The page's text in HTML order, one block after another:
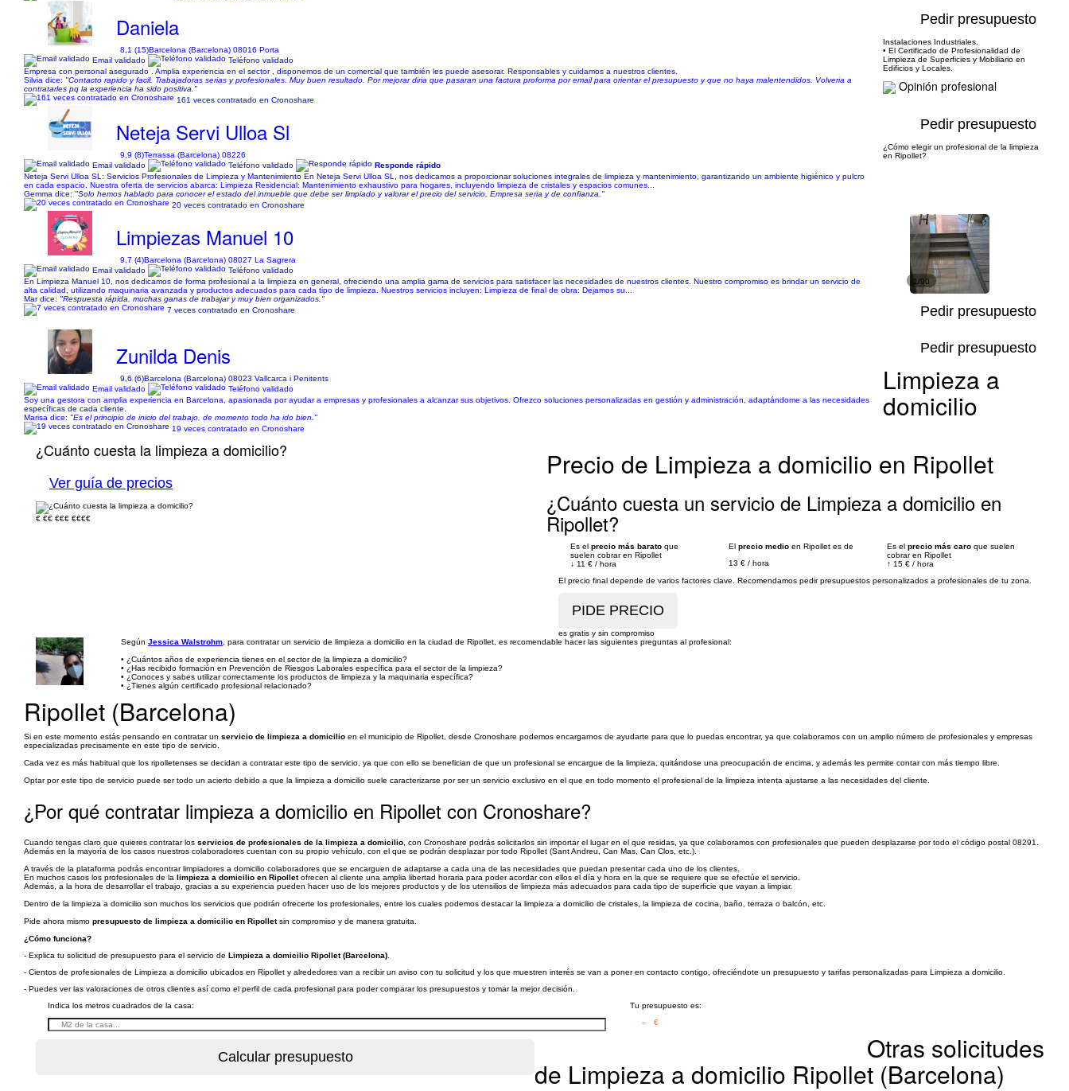
Daniela
8,1 (15)Barcelona (Barcelona) 08016 Porta
Email validado
Teléfono validado
Empresa con personal asegurado . Amplia experiencia en el sector , disponemos de un comercial que también les puede asesorar. Responsables y cuidamos a nuestros clientes.
Silvia dice: "Contacto rapido y facil. Trabajadoras serias y profesionales. Muy buen resultado. Por mejorar diria que pasaran una factura proforma por email para orientar el presupuesto y que no haya malentendidos. Volveria a
contratarles pq la experiencia ha sido positiva."
161 veces contratado en Cronoshare
Pedir presupuesto
Neteja Servi Ulloa Sl
9,9 (8)Terrassa (Barcelona) 08226
Email validado
Teléfono validado
Responde rápido
Neteja Servi Ulloa SL: Servicios Profesionales de Limpieza y Mantenimiento En Neteja Servi Ulloa SL, nos dedicamos a proporcionar soluciones integrales de limpieza y mantenimiento, garantizando un ambiente higiénico y pulcro
en cada espacio. Nuestra oferta de servicios abarca: Limpieza Residencial: Mantenimiento exhaustivo para hogares, incluyendo limpieza de cristales y espacios comunes...
Gemma dice: "Solo hemos hablado para conocer el estado del inmueble que debe ser limpiado y valorar el precio del servicio. Empresa seria y de confianza."
20 veces contratado en Cronoshare
Pedir presupuesto
Limpiezas Manuel 10
9,7 (4)Barcelona (Barcelona) 08027 La Sagrera
Email validado
Teléfono validado
En Limpieza Manuel 10, nos dedicamos de forma profesional a la limpieza en general, ofreciendo una amplia gama de servicios para satisfacer las necesidades de nuestros clientes. Nuestro compromiso es brindar un servicio de
alta calidad, utilizando maquinaria avanzada y productos adecuados para cada tipo de limpieza. Nuestros servicios incluyen: Limpieza de final de obra: Dejamos su...
Mar dice: "Respuesta rápida, muchas ganas de trabajar y muy bien organizados."
7 veces contratado en Cronoshare
1/90
Pedir presupuesto
Zunilda Denis
9,6 (6)Barcelona (Barcelona) 08023 Vallcarca i Penitents
Email validado
Teléfono validado
Soy una gestora con amplia experiencia en Barcelona, apasionada por ayudar a empresas y profesionales a alcanzar sus objetivos. Ofrezco soluciones personalizadas en gestión y administración, adaptándome a las necesidades
específicas de cada cliente.
Marisa dice: "Es el principio de inicio del trabajo, de momento todo ha ido bien."
19 veces contratado en Cronoshare
Pedir presupuesto
¿Cuánto cuesta la limpieza a domicilio?
Ver guía de precios
€ €€ €€€ €€€€
Precio de Limpieza a domicilio en Ripollet
¿Cuánto cuesta un servicio de Limpieza a domicilio en
Ripollet?
Es el precio más barato que
suelen cobrar en Ripollet
↓ 11 € / hora
El precio medio en Ripollet es de
13 € / hora
Es el precio más caro que suelen
cobrar en Ripollet
↑ 15 € / hora
El precio final depende de varios factores clave. Recomendamos pedir presupuestos personalizados a profesionales de tu zona.
es gratis y sin compromiso
Instalaciones Industriales.
• El Certificado de Profesionalidad de
Limpieza de Superficies y Mobiliario en
Edificios y Locales.
Opinión profesional
¿Cómo elegir un profesional de la limpieza
en Ripollet?
Según Jessica Walstrohm , para contratar un servicio de limpieza a domicilio en la ciudad de Ripollet, es recomendable hacer las siguientes preguntas al profesional:
• ¿Cuántos años de experiencia tienes en el sector de la limpieza a domicilio?
• ¿Has recibido formación en Prevención de Riesgos Laborales específica para el sector de la limpieza?
• ¿Conoces y sabes utilizar correctamente los productos de limpieza y la maquinaria específica?
• ¿Tienes algún certificado profesional relacionado?
Limpieza a
domicilio
Ripollet (Barcelona)
Si en este momento estás pensando en contratar un servicio de limpieza a domicilio en el municipio de Ripollet, desde Cronoshare podemos encargarnos de ayudarte para que lo puedas encontrar, ya que colaboramos con un amplio número de profesionales y empresas
especializadas precisamente en este tipo de servicio.
Cada vez es más habitual que los ripolletenses se decidan a contratar este tipo de servicio, ya que con ello se benefician de que un profesional se encargue de la limpieza, quitándose una preocupación de encima, y además les permite contar con más tiempo libre.
Optar por este tipo de servicio puede ser todo un acierto debido a que la limpieza a domicilio suele caracterizarse por ser un servicio exclusivo en el que en todo momento el profesional de la limpieza intenta ajustarse a las necesidades del cliente.
¿Por qué contratar limpieza a domicilio en Ripollet con Cronoshare?
Cuando tengas claro que quieres contratar los servicios de profesionales de la limpieza a domicilio , con Cronoshare podrás solicitarlos sin importar el lugar en el que residas, ya que colaboramos con profesionales que pueden desplazarse por todo el código postal 08291.
Además en la mayoría de los casos nuestros colaboradores cuentan con su propio vehículo, con el que se podrán desplazar por todo Ripollet (Sant Andreu, Can Mas, Can Clos, etc.).
A través de la plataforma podrás encontrar limpiadores a domicilio colaboradores que se encarguen de adaptarse a cada una de las necesidades que puedan presentar cada uno de los clientes.
En muchos casos los profesionales de la limpieza a domicilio en Ripolletofrecen al cliente una amplia libertad horaria para poder acordar con ellos el día y hora en la que se requiere que se efectúe el servicio.
Además, a la hora de desarrollar el trabajo, gracias a su experiencia pueden hacer uso de los mejores productos y de los utensilios de limpieza más adecuados para cada tipo de superficie que vayan a limpiar.
Dentro de la limpieza a domicilio son muchos los servicios que podrán ofrecerte los profesionales, entre los cuales podemos destacar la limpieza a domicilio de cristales, la limpieza de cocina, baño, terraza o balcón, etc.
Pide ahora mismo presupuesto de limpieza a domicilio en Ripolletsin compromiso y de manera gratuita.
¿Cómo funciona?
- Explica tu solicitud de presupuesto para el servicio de Limpieza a domicilio Ripollet (Barcelona)
- Cientos de profesionales de Limpieza a domicilio ubicados en Ripollet y alrededores van a recibir un aviso con tu solicitud y los que muestren interés se van a poner en contacto contigo, ofreciéndote un presupuesto y tarifas personalizadas para Limpieza a domicilio.
- Puedes ver las valoraciones de otros clientes así como el perfil de cada profesional para poder comparar los presupuestos y tomar la mejor decisión.
Indica los metros cuadrados de la casa:
Tu presupuesto es:
– €
Otras solicitudes
de Limpieza a domicilio Ripollet (Barcelona)